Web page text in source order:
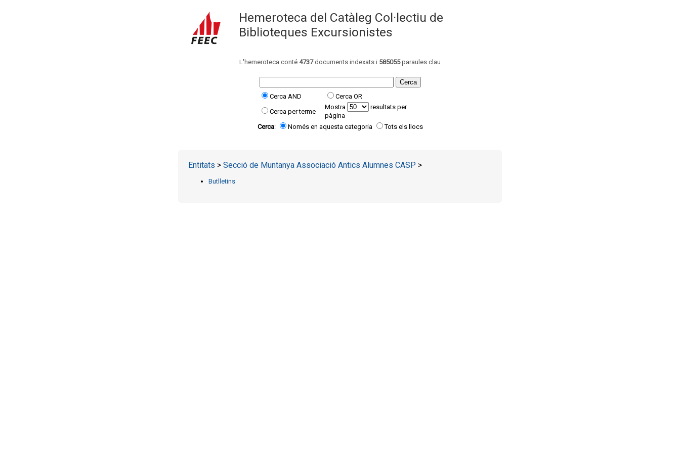
Hemeroteca del Catàleg Col·lectiu de
Biblioteques Excursionistes
L'hemeroteca conté 4737documents indexats i 585055paraules clau
Cerca AND
Cerca OR
Cerca per terme
Mostra
resultats per
pàgina
Cerca: Només en aquesta categoria Tots els llocs
Entitats > Secció de Muntanya Associació Antics Alumnes CASP >
Butlletins